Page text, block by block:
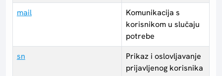
mail
Komunikacija s
korisnikom u slučaju
potrebe
sn
Prikaz i oslovljavanje
prijavljenog korisnika